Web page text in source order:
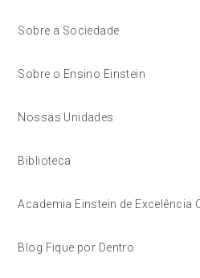
Sobre a Sociedade
Sobre o Ensino Einstein
Nossas Unidades
Biblioteca
Academia Einstein de Excelência
Blog Fique por Dentro